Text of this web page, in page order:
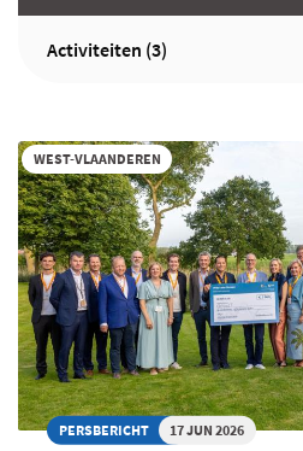
Activiteiten (3)
WEST-VLAANDEREN
PERSBERICHT 17 JUN 2026